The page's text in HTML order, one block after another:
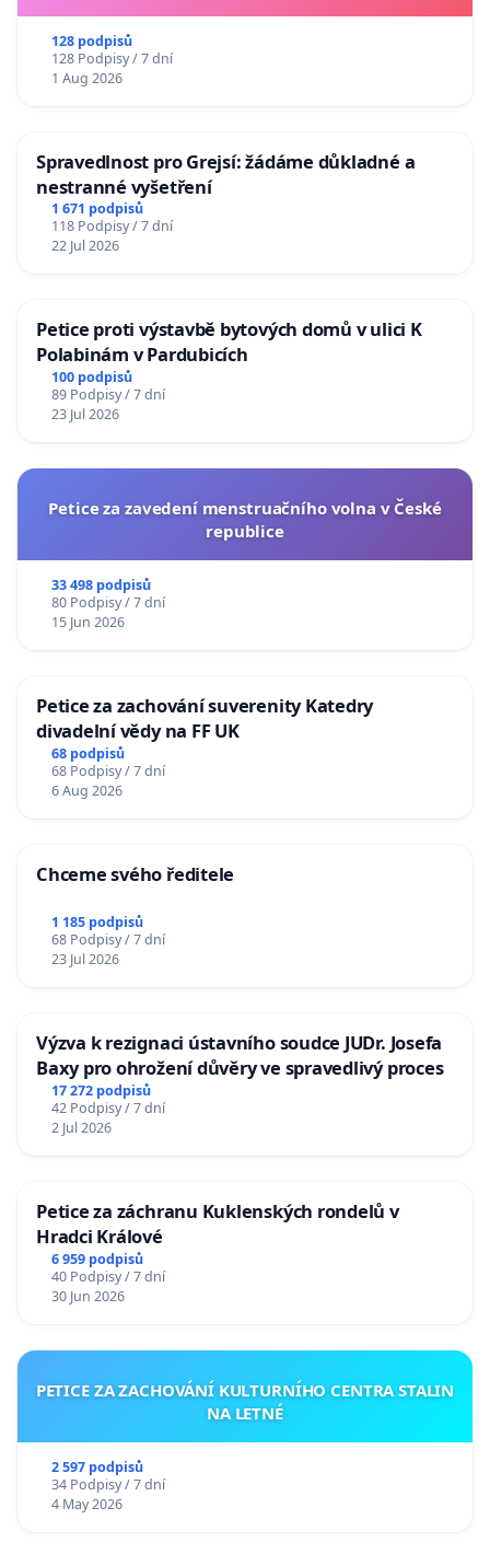
128 podpisů
128 Podpisy / 7 dní
1 Aug 2026
Spravedlnost pro Grejsí: žádáme důkladné a
nestranné vyšetření
1 671 podpisů
118 Podpisy / 7 dní
22 Jul 2026
Petice proti výstavbě bytových domů v ulici K
Polabinám v Pardubicích
100 podpisů
89 Podpisy / 7 dní
23 Jul 2026
Petice za zavedení menstruačního volna v České
republice
33 498 podpisů
80 Podpisy / 7 dní
15 Jun 2026
Petice za zachování suverenity Katedry
divadelní vědy na FF UK
68 podpisů
68 Podpisy / 7 dní
6 Aug 2026
Chceme svého ředitele
1 185 podpisů
68 Podpisy / 7 dní
23 Jul 2026
Výzva k rezignaci ústavního soudce JUDr. Josefa
Baxy pro ohrožení důvěry ve spravedlivý proces
17 272 podpisů
42 Podpisy / 7 dní
2 Jul 2026
Petice za záchranu Kuklenských rondelů v
Hradci Králové
6 959 podpisů
40 Podpisy / 7 dní
30 Jun 2026
PETICE ZA ZACHOVÁNÍ KULTURNÍHO CENTRA STALIN
NA LETNÉ
2 597 podpisů
34 Podpisy / 7 dní
4 May 2026